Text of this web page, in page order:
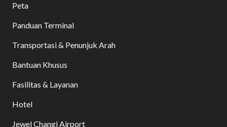
Peta
Panduan Terminal
Transportasi & Penunjuk Arah
Bantuan Khusus
Fasilitas & Layanan
Hotel
Jewel Changi Airport